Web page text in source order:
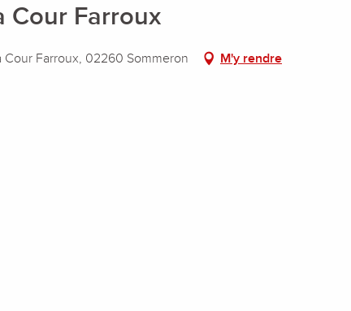
Cour Farroux
Cour Farroux, 02260 Sommeron M'y rendre